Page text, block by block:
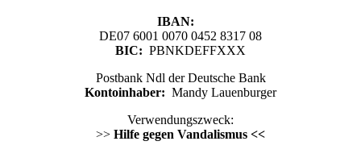
IBAN:
DE07 6001 0070 0452 8317 08
BIC: PBNKDEFFXXX
Postbank Ndl der Deutsche Bank
Kontoinhaber: Mandy Lauenburger
Verwendungszweck:
>> Hilfe gegen Vandalismus <<